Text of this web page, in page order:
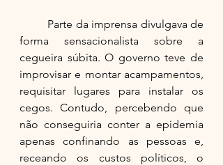
forma sensacionalista sobre a
cegueira súbita. O governo teve de
improvisar e montar acampamentos,
requisitar lugares para instalar os
cegos. Contudo, percebendo que
não conseguiria conter a epidemia
apenas confinando as pessoas e,
receando os custos políticos, o